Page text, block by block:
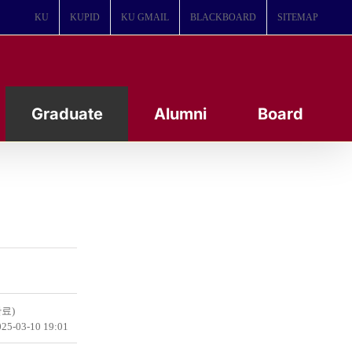
KU KUPID KU GMAIL BLACKBOARD SITEMAP
Graduate Alumni Board
)
03-10 19:01